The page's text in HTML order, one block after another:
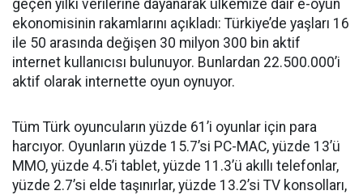
geçen yılki verilerine dayanarak ülkemize dair e-oyun
ekonomisinin rakamlarını açıkladı: Türkiye’de yaşları 16
ile 50 arasında değişen 30 milyon 300 bin aktif
internet kullanıcısı bulunuyor. Bunlardan 22.500.000’i
aktif olarak internette oyun oynuyor.
Tüm Türk oyuncuların yüzde 61’i oyunlar için para
harcıyor. Oyunların yüzde 15.7’si PC-MAC, yüzde 13’ü
MMO, yüzde 4.5’i tablet, yüzde 11.3’ü akıllı telefonlar,
yüzde 2.7’si elde taşınırlar, yüzde 13.2’si TV konsolları,